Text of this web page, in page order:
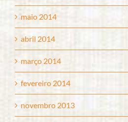
maio 2014
abril 2014
março 2014
fevereiro 2014
novembro 2013